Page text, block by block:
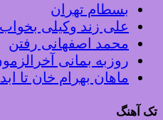
بسطام تهران
علی زند وکیلی
محمد اصفهانی رفتن
روزبه بمانی
ماهان بهرام خان تا ابد
تک آهنگ